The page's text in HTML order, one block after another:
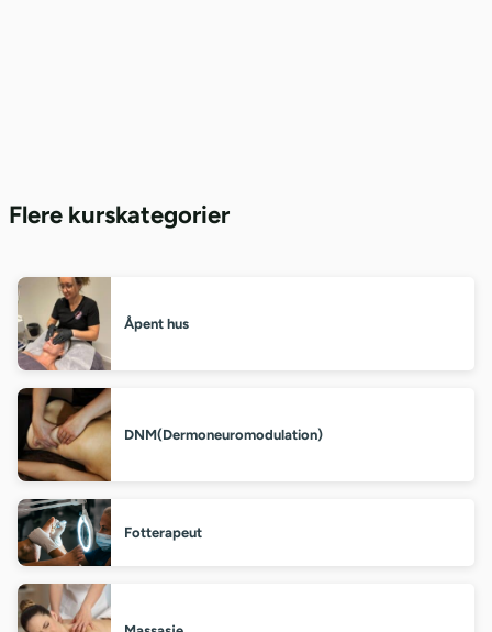
Flere kurskategorier
Åpent hus
DNM(Dermoneuromodulation)
Fotterapeut